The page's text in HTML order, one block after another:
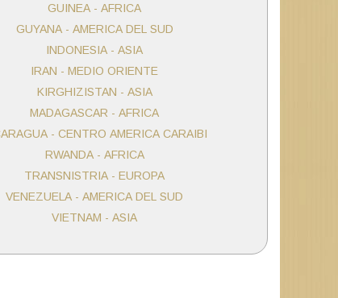
GUINEA - AFRICA
GUYANA - AMERICA DEL SUD
INDONESIA - ASIA
IRAN - MEDIO ORIENTE
KIRGHIZISTAN - ASIA
MADAGASCAR - AFRICA
- CENTRO AMERICA CARAIBI
RWANDA - AFRICA
TRANSNISTRIA - EUROPA
VENEZUELA - AMERICA DEL SUD
VIETNAM - ASIA